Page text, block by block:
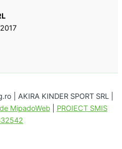
| AKIRA KINDER SPORT SRL |
MipadoWeb| PROIECT SMIS